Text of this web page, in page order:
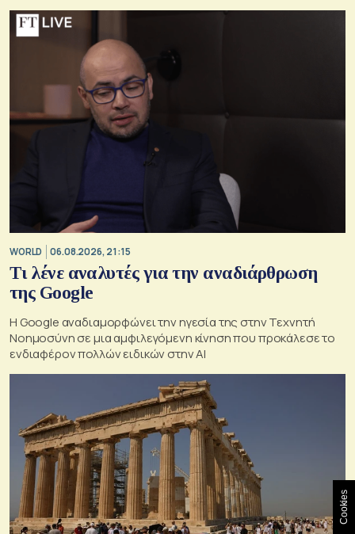
WORLD 06.08.2026, 21:15
Τι λένε αναλυτές για την αναδιάρθρωση
της Google
Η Google αναδιαμορφώνει την ηγεσία της στην Τεχνητή
Νοημοσύνη σε μια αμφιλεγόμενη κίνηση που προκάλεσε το
ενδιαφέρον πολλών ειδικών στην ΑΙ
Cookies